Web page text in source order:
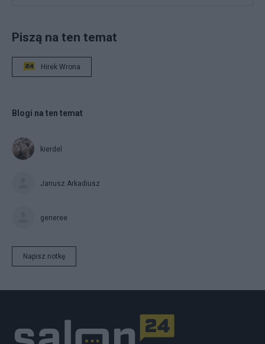
Piszą na ten temat
Hirek Wrona
Blogi na ten temat
kierdel
Janusz Arkadiusz
generee
Napisz notkę